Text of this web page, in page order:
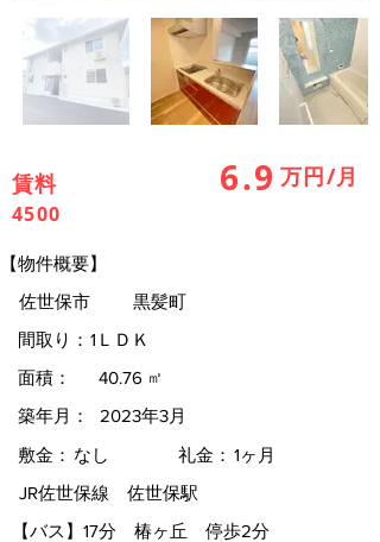
賃料 6.9 万円/月
4500
【物件概要】
黒髪町
佐世保市
間取り： 1ＬＤＫ
面積：
40.76
築年月：
2023年3月
㎡
敷金： なし 1ヶ月
礼金：
JR佐世保線 佐世保駅
【バス】 17分 椿ヶ丘 停歩2分